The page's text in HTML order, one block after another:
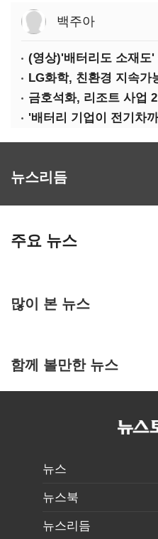
백주아
뉴스리듬
주요 뉴스
많이 본 뉴스
함께 볼만한 뉴스
뉴스
뉴스북
뉴스리듬